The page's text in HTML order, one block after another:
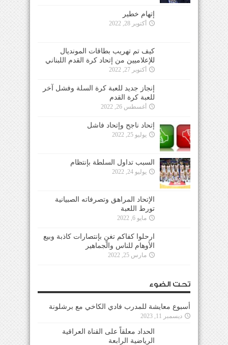
إتهام خطير
أكتوبر 28, 2022
كيف تم تهريب بطاقات المونديال
للإعلاميين من إتحاد كرة القدم اللبناني
أكتوبر 27, 2022
إنجاز جديد للعبة كرة السلة وفشل آخر
للعبة كرة القدم
أغسطس 26, 2022
إتحاد ناجح وإتحاد فاشل
يوليو 25, 2022
السبب تداول السلطة بإنتظام
يوليو 24, 2022
الإتحاد المراهق وتصرفاته الصبيانية
تورط اللعبة
مايو 6, 2022
ارحلوا كفاكم تغنٍ بإنتصارات كاذبة وبيع
الأوهام للناس والجماهير
مارس 25, 2022
تحت الضوء
أسبوع معايشة للمدرب فادي الكاخي مع برشلونة
ديسمبر 11, 2023
الحداد معلقاً على القناة العراقية
الرياضية الرابعة